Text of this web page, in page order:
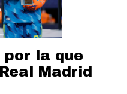
por la que
Madrid